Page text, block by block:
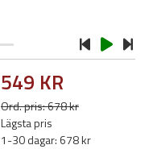
549 KR
Ord. pris: 678 kr
Lägsta pris
1-30 dagar: 678 kr